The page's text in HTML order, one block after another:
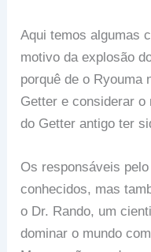
Aqui temos algumas
motivo da explosão
porquê de o Ryouma
Getter e considerar
do Getter antigo ter
Os responsáveis
conhecidos, mas
o Dr. Rando, um
dominar o mundo